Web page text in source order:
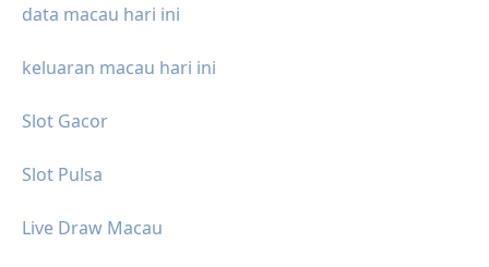
data macau hari ini
keluaran macau hari ini
Slot Gacor
Slot Pulsa
Live Draw Macau